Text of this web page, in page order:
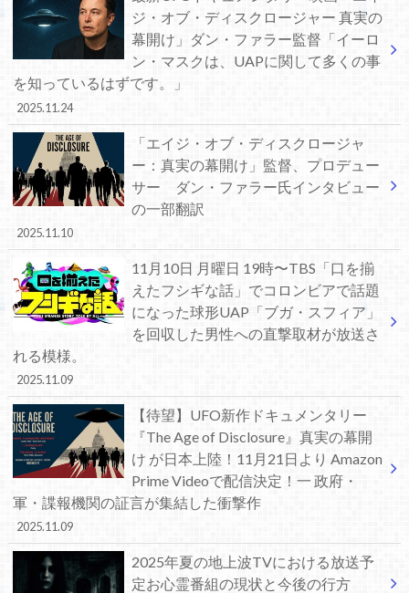
ジ・オブ・ディスクロージャー 真実の
幕開け」ダン・ファラー監督「イーロ
ン・マスクは、UAPに関して多くの事
を知っているはずです。」
2025.11.24
「エイジ・オブ・ディスクロージャ
ー：真実の幕開け」監督、プロデュー
サー ダン・ファラー氏インタビュー
の一部翻訳
2025.11.10
11月10日 月曜日 19時〜TBS「口を揃
えたフシギな話」でコロンビアで話題
になった球形UAP「ブガ・スフィア」
を回収した男性への直撃取材が放送さ
れる模様。
2025.11.09
【待望】UFO新作ドキュメンタリー
『The Age of Disclosure』真実の幕開
け が日本上陸！11月21日より Amazon
Prime Videoで配信決定！一 政府・
軍・諜報機関の証言が集結した衝撃作
2025.11.09
2025年夏の地上波TVにおける放送予
定お心霊番組の現状と今後の行方